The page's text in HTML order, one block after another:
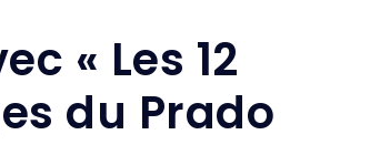
« Les 12
du Prado